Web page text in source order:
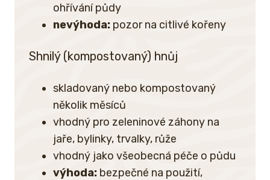
ohřívání půdy
nevýhoda: pozor na citlivé kořeny
Shnilý (kompostovaný) hnůj
skladovaný nebo kompostovaný
několik měsíců
vhodný pro zeleninové záhony na
jaře, bylinky, trvalky, růže
vhodný jako všeobecná péče o půdu
výhoda: bezpečné na použití,